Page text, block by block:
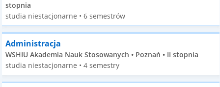
stopnia
studia niestacjonarne • 6 semestrów
Administracja
WSHIU Akademia Nauk Stosowanych • Poznań • II stopnia
studia niestacjonarne • 4 semestry